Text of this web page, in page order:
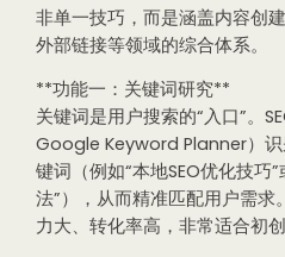
非单一技巧，而是涵盖内容创
外部链接等领域的综合体系。
**功能一：关键词研究**
关键词是用户搜索的“入口”。
Google Keyword Planner）
键词（例如“本地SEO优化技巧
法”），从而精准匹配用户需
力大、转化率高，非常适合初创